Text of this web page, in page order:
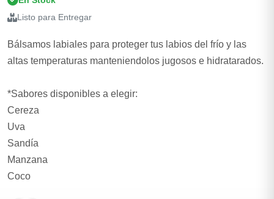
Listo para Entregar
Bálsamos labiales para proteger tus labios del frío y las
altas temperaturas manteniendolos jugosos e hidratarados.
*Sabores disponibles a elegir:
Cereza
Uva
Sandía
Manzana
Coco